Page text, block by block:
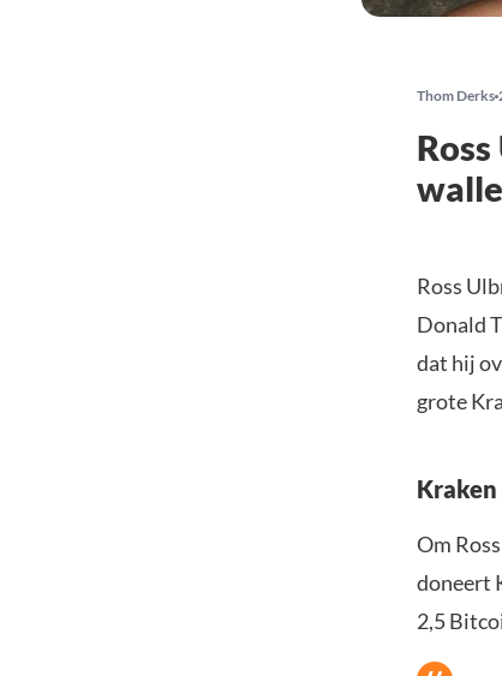
Thom Derks
Ross
Donald
dat hij
grote
Om
doneert
2,5